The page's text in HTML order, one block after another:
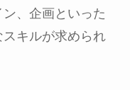
、企画といった
キルが求められ